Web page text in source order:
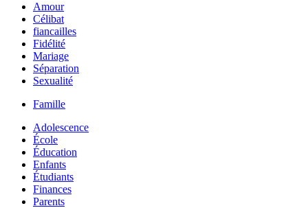
Amour
Célibat
fiancailles
Fidélité
Mariage
Séparation
Sexualité
Famille
Adolescence
École
Éducation
Enfants
Étudiants
Finances
Parents